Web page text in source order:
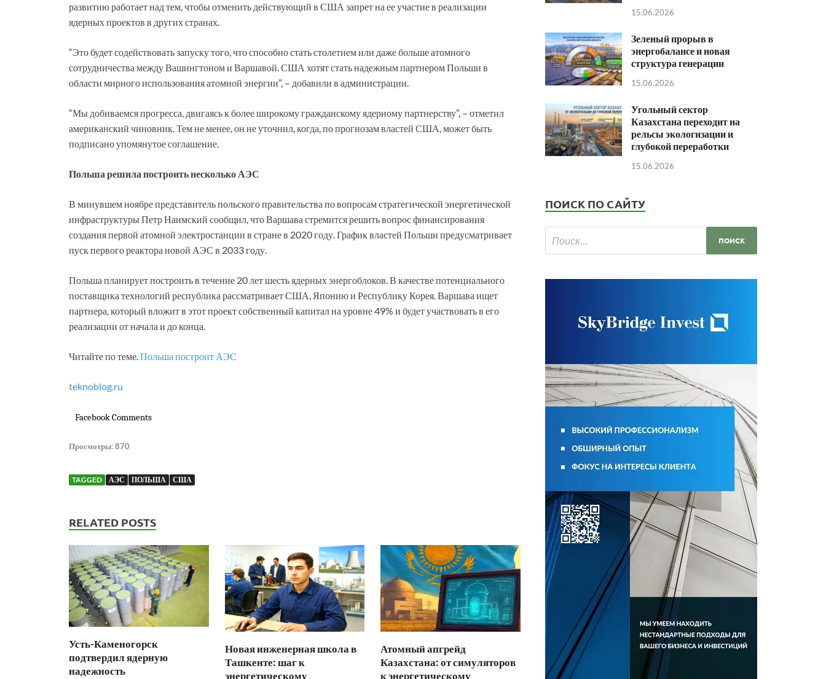
развитию работает над тем, чтобы отменить действующий в США запрет на ее участие в реализации
ядерных проектов в других странах.
“Это будет содействовать запуску того, что способно стать столетием или даже больше атомного
сотрудничества между Вашингтоном и Варшавой. США хотят стать надежным партнером Польши в
области мирного использования атомной энергии”, – добавили в администрации.
“Мы добиваемся прогресса, двигаясь к более широкому гражданскому ядерному партнерству”, – отметил
американский чиновник. Тем не менее, он не уточнил, когда, по прогнозам властей США, может быть
подписано упомянутое соглашение.
Польша решила построить несколько АЭС
В минувшем ноябре представитель польского правительства по вопросам стратегической энергетической
инфраструктуры Петр Наимский сообщил, что Варшава стремится решить вопрос финансирования
создания первой атомной электростанции в стране в 2020 году. График властей Польши предусматривает
пуск первого реактора новой АЭС в 2033 году.
Польша планирует построить в течение 20 лет шесть ядерных энергоблоков. В качестве потенциального
поставщика технологий республика рассматривает США, Японию и Республику Корея. Варшава ищет
партнера, который вложит в этот проект собственный капитал на уровне 49% и будет участвовать в его
реализации от начала и до конца.
Читайте по теме.Польша построит АЭС
teknoblog.ru
Facebook Comments
Просмотры:870
TAGGED АЭС ПОЛЬША США
RELATED POSTS
Усть-Каменогорск
подтвердил ядерную
надежность
Новая инженерная школа в
Ташкенте: шаг к
энергетическому
Атомный апгрейд
Казахстана: от симуляторов
к энергетическому
15.06.2026
Зеленый прорыв в
энергобалансе и новая
структура генерации
15.06.2026
Угольный сектор
Казахстана переходит на
рельсы экологизации и
глубокой переработки
15.06.2026
ПОИСК ПО САЙТУ